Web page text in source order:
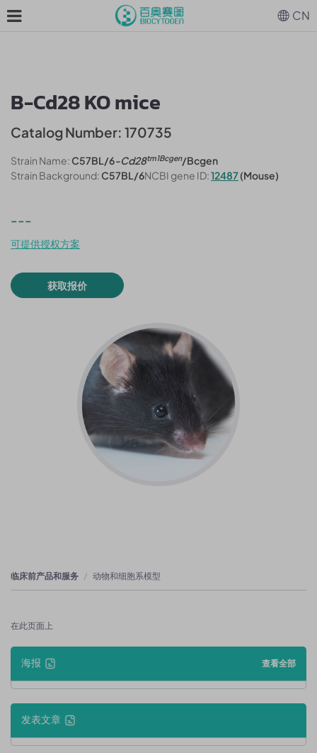
B-Cd28 KO mice
Catalog Number: 170735
Strain Name:C57BL/6-Cd28tm1Bcgen/Bcgen
Strain Background:C57BL/6NCBI gene ID:12487(Mouse)
---
可提供授权方案
获取报价
临床前产品和服务 动物和细胞系模型
在此页面上
海报 查看全部
发表文章
CN